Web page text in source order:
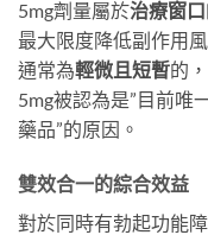
5mg劑量屬於治療窗
最大限度降低副作用
通常為輕微且短暫的
5mg被認為是”目前唯
藥品”的原因。
雙效合一的綜合效益
對於同時有勃起功能